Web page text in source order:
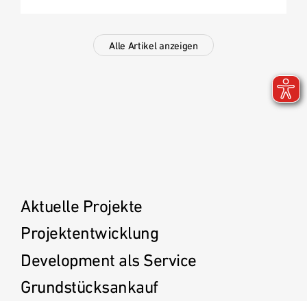
Alle Artikel anzeigen
Aktuelle Projekte
Projektentwicklung
Development als Service
Grundstücksankauf